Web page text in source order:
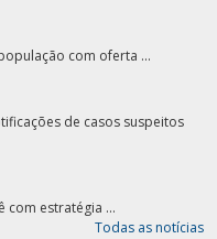
com oferta ...
de casos suspeitos
com estratégia ...
Todas as notícias